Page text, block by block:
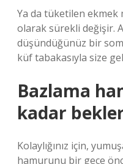
Ya da tüketilen ekmek
olarak sürekli değişir.
düşündüğünüz bir
küf tabakasıyla size
Bazlama
kadar
Kolaylığınız için,
hamurunu bir gece